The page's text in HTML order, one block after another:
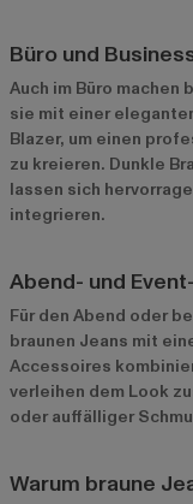
Büro und
Auch im Büro machen
sie mit einer
Blazer, um einen
zu kreieren. Dunkle
lassen sich
integrieren.
Abend- und
Für den Abend oder
braunen Jeans mit
Accessoires
verleihen dem Look
oder auffälliger
Warum braune